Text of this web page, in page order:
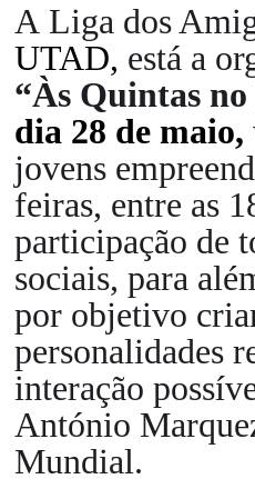
A Liga dos
UTAD, está a
“Às Quintas
dia 28 de maio,
jovens
feiras, entre as
participação de
sociais, para
por objetivo
personalidades
interação
António
Mundial.